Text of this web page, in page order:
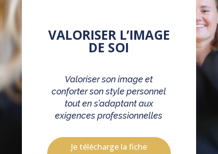
VALORISER L’IMAGE
DE SOI
Valoriser son image et
conforter son style personnel
tout en s’adaptant aux
exigences professionnelles
Je télécharge la fiche